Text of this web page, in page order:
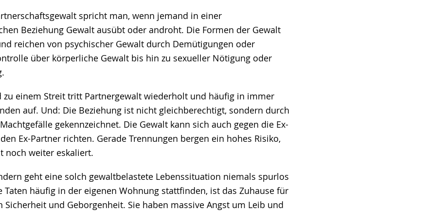
spricht man, wenn jemand in einer
Beziehung Gewalt ausübt oder androht. Die Formen der Gewalt
reichen von psychischer Gewalt durch Demütigungen oder
über körperliche Gewalt bis hin zu sexueller Nötigung oder
zu einem Streit tritt Partnergewalt wiederholt und häufig in immer
auf. Und: Die Beziehung ist nicht gleichberechtigt, sondern durch
gekennzeichnet. Die Gewalt kann sich auch gegen die Ex-
Ex-Partner richten. Gerade Trennungen bergen ein hohes Risiko,
noch weiter eskaliert.
geht eine solch gewaltbelastete Lebenssituation niemals spurlos
Taten häufig in der eigenen Wohnung stattfinden, ist das Zuhause für
Sicherheit und Geborgenheit. Sie haben massive Angst um Leib und